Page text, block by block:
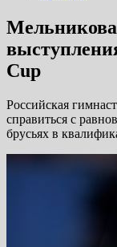
Мельникова
Cup
Российская
справиться с
брусьях в